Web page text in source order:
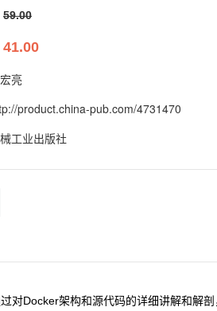
59.00
41.00
亮
product.china-pub.com/4731470
工业出版社
对Docker架构和源代码的详细讲解和解